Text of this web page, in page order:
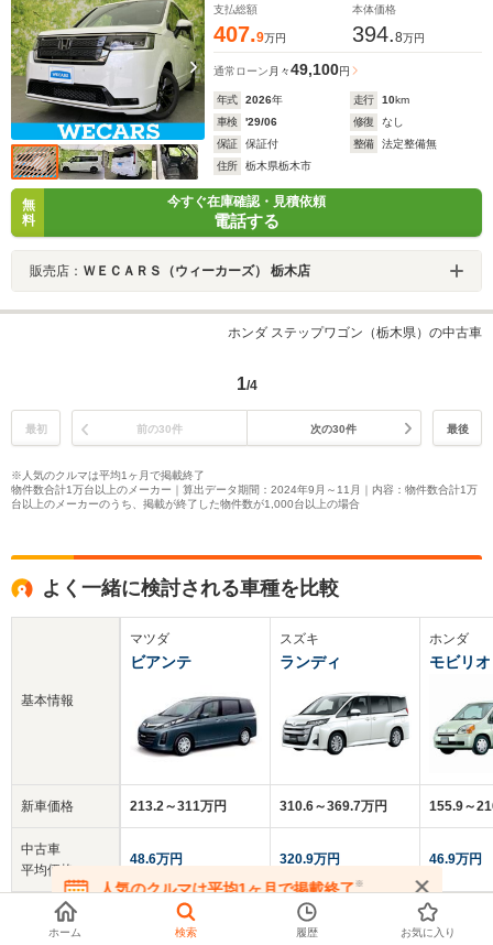
支払総額
407.9万円
本体価格
394.8万円
通常ローン 月々49,100円
年式 2026年 走行 10km
車検
'29/06 修復
なし
保証
保証付 整備
法定整備無
住所
栃木県栃木市
無
料
今すぐ在庫確認・見積依頼
電話する
販売店： ＷＥＣＡＲＳ（ウィーカーズ） 栃木店
ホンダ ステップワゴン（栃木県）の中古車
1/4
最初 前の30件 次の30件 最後
※人気のクルマは平均1ヶ月で掲載終了
物件数合計1万台以上のメーカー｜算出データ期間：2024年9月～11月｜内容：物件数合計1万
台以上のメーカーのうち、掲載が終了した物件数が1,000台以上の場合
よく一緒に検討される車種を比較
基本情報
新車価格
中古車
平均価格
クチコミ
総合評価
マツダ
ビアンテ
213.2～311万円
48.6万円
スズキ
ランディ
310.6～369.7万円
320.9万円
ホンダ
モビリオ
155.9～
46.9万円
3.8
人気のクルマは平均1ヶ月で掲載終了※
在庫が無くなる前にお問い合わせください
ホーム 検索 履歴 お気に入り